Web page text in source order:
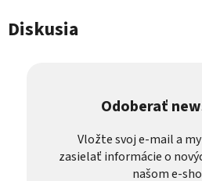
Diskusia
Odoberať
Vložte svoj e-mail a
zasielať informácie o
našom e-